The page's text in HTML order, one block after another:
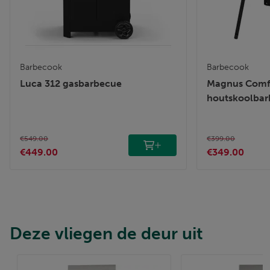
Barbecook
Luca 312 gasbarbecue
€449.00
€549.00
Barbecook
Magnus
€349.00
€399.00
Deze vliegen de deur uit